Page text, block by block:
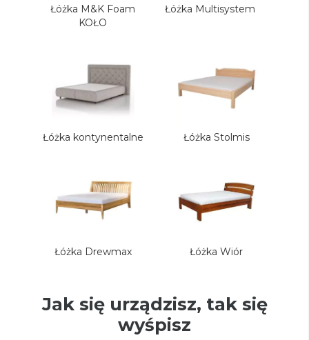
Łóżka M&K Foam
KOŁO
Łóżka Multisystem
Łóżka kontynentalne Łóżka Stolmis
Łóżka Drewmax Łóżka Wiór
Jak się urządzisz, tak się
wyśpisz